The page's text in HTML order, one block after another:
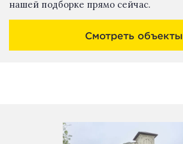
нашей подборке прямо сейчас.
Смотреть объекты